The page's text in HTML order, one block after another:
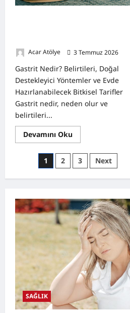
Acar Atölye
3 Temmuz 2026
Gastrit Nedir? Belirtileri, Doğal
Destekleyici Yöntemler ve Evde
Hazırlanabilecek Bitkisel Tarifler
Gastrit nedir, neden olur ve
belirtileri...
Devamını Oku
more
Gastrit
Nedir?
Belirtileri,
Doğal
ve
Evde
Hazırlanabilecek
Bitkisel
Tarifler
Yazı
sayfalaması
1 2 3 Next
SAĞLIK